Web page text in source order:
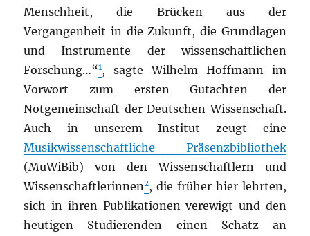
Menschheit, die Brücken aus der
Vergangenheit in die Zukunft, die Grundlagen
und Instrumente der wissenschaftlichen
Forschung…“1 , sagte Wilhelm Hoffmann im
Vorwort zum ersten Gutachten der
Notgemeinschaft der Deutschen Wissenschaft.
Auch in unserem Institut zeugt eine
Musikwissenschaftliche Präsenzbibliothek
(MuWiBib) von den Wissenschaftlern und
Wissenschaftlerinnen2, die früher hier lehrten,
sich in ihren Publikationen verewigt und den
heutigen Studierenden einen Schatz an